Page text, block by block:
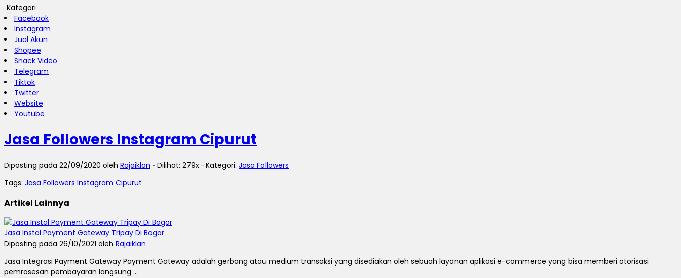
Kategori
Facebook
Instagram
Jual Akun
Shopee
Snack Video
Telegram
Tiktok
Twitter
Website
Youtube
Jasa Followers Instagram Cipurut
Diposting pada 22/09/2020 oleh Rajaiklan ◦ Dilihat: 279x ◦ Kategori: Jasa Followers
Tags: Jasa Followers Instagram Cipurut
Artikel Lainnya
Jasa Instal Payment Gateway Tripay Di Bogor
Diposting pada 26/10/2021 oleh Rajaiklan
Jasa Integrasi Payment Gateway Payment Gateway adalah gerbang atau medium transaksi yang disediakan oleh sebuah layanan aplikasi e-commerce yang bisa memberi otorisasi
pemrosesan pembayaran langsung ...